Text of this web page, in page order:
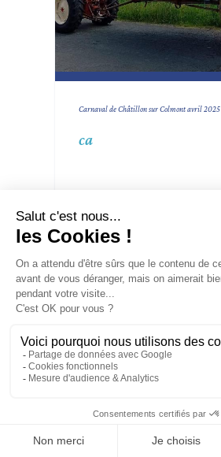
Carnaval de Châtillon sur Colmont avril 2025
ca